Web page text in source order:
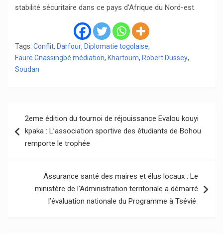
stabilité sécuritaire dans ce pays d’Afrique du Nord-est.
Tags: Conflit, Darfour, Diplomatie togolaise,
Faure Gnassingbé médiation, Khartoum, Robert Dussey,
Soudan
de
l’article
2eme édition du tournoi de réjouissance Evalou kouyi
kpaka : L’association sportive des étudiants de Bohou
remporte le trophée
Assurance santé des maires et élus locaux : Le
ministère de l’Administration territoriale a démarré
l’évaluation nationale du Programme à Tsévié